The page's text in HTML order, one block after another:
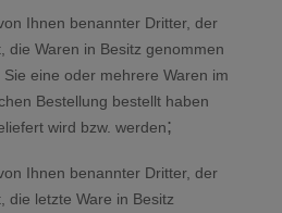
Ihnen benannter Dritter, der
die Waren in Besitz genommen
eine oder mehrere Waren im
Bestellung bestellt haben
wird bzw. werden;
Ihnen benannter Dritter, der
die letzte Ware in Besitz